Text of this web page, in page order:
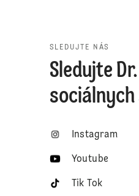
SLEDUJTE NÁS
Sledujte
Instagram
Youtube
Tik Tok